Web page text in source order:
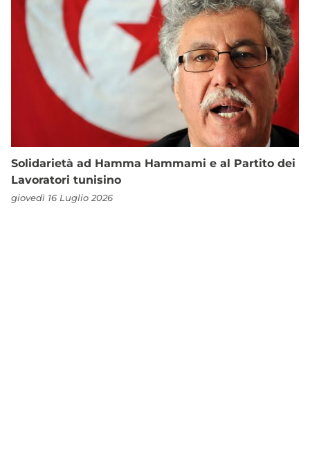
Solidarietà ad Hamma Hammami e al Partito dei
Lavoratori tunisino
giovedì 16 Luglio 2026